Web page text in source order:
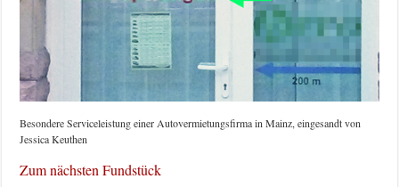
Besondere Serviceleistung einer Autovermietungsfirma in Mainz, eingesandt von
Jessica Keuthen
Zum nächsten Fundstück